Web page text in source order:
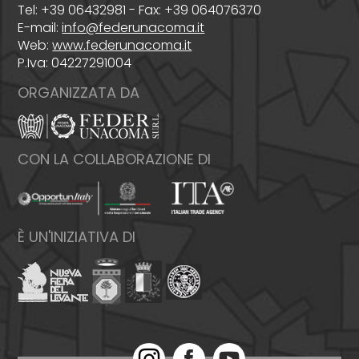
Tel: +39 06432981 - Fax: +39 064076370
E-mail:info@federunacoma.it
Web:www.federunacoma.it
P.Iva: 04227291004
ORGANIZZATA DA
CON LA COLLABORAZIONE DI
È UN'INIZIATIVA DI